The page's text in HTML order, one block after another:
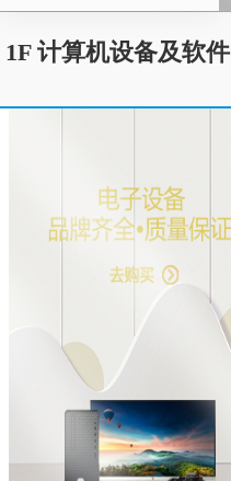
1F 计算机设备及软件